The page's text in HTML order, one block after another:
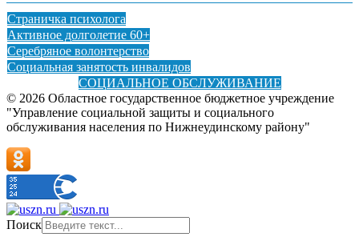
Страничка психолога
Активное долголетие 60+
Серебряное волонтерство
Социальная занятость инвалидов
СОЦИАЛЬНОЕ ОБСЛУЖИВАНИЕ
© 2026 Областное государственное бюджетное учреждение
"Управление социальной защиты и социального
обслуживания населения по Нижнеудинскому району"
Поиск